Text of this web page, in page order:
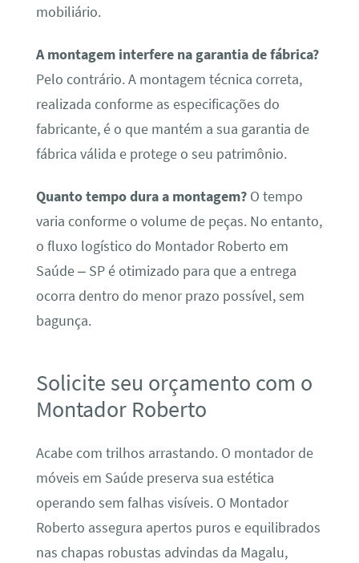
mobiliário.
A montagem interfere na garantia de fábrica?
Pelo contrário. A montagem técnica correta,
realizada conforme as especificações do
fabricante, é o que mantém a sua garantia de
fábrica válida e protege o seu patrimônio.
Quanto tempo dura a montagem?O tempo
varia conforme o volume de peças. No entanto,
o fluxo logístico do Montador Roberto em
Saúde – SP é otimizado para que a entrega
ocorra dentro do menor prazo possível, sem
bagunça.
Solicite seu orçamento com o
Montador Roberto
Acabe com trilhos arrastando. O montador de
móveis em Saúde preserva sua estética
operando sem falhas visíveis. O Montador
Roberto assegura apertos puros e equilibrados
nas chapas robustas advindas da Magalu,